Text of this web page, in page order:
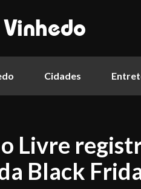
Cidades
Livre
Black